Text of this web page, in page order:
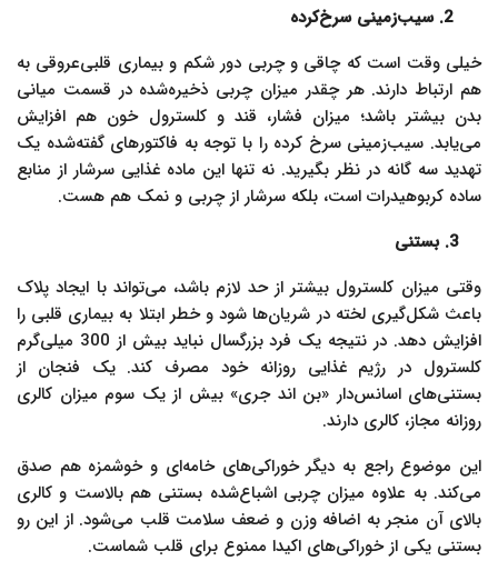
خیلی وقت است که چاقی و چربی دور شکم و بیمار‌ی قلبی‌عروقی به
هم ارتباط دارند. هر چقدر میزان چربی ذخیره‌شده در قسمت میانی
بدن بیشتر باشد؛ میزان فشار، قند و کلسترول خون هم افزایش
می‌یابد. سیب‌زمینی سرخ کرده را با توجه به فاکتورهای گفته‌شده یک
تهدید سه گانه در نظر بگیرید. نه تنها این ماده غذایی سرشار از منابع
ساده کربوهیدرات است، بلکه سرشار از چربی و نمک هم هست.
وقتی میزان کلسترول بیشتر از حد لازم باشد، می‌تواند با ایجاد پلاک
باعث شکل‌گیری لخته در شریان‌ها شود و خطر ابتلا به بیماری قلبی را
افزایش دهد. در نتیجه یک فرد بزرگسال نباید بیش از 300 میلی‌گرم
کلسترول در رژیم غذایی روزانه خود مصرف کند. یک فنجان از
بستنی‌های اسانس‌دار «بن اند جری» بیش از یک سوم میزان کالری
روزانه مجاز، کالری دارند.
این موضوع راجع به دیگر خوراکی‌های خامه‌ای و خوشمزه هم صدق
می‌کند. به علاوه میزان چربی اشباع‌شده بستنی هم بالاست و کالری
بالای آن منجر به اضافه وزن و ضعف سلامت قلب می‌شود. از این رو
بستنی یکی از خوراکی‌های اکیدا ممنوع برای قلب شماست.